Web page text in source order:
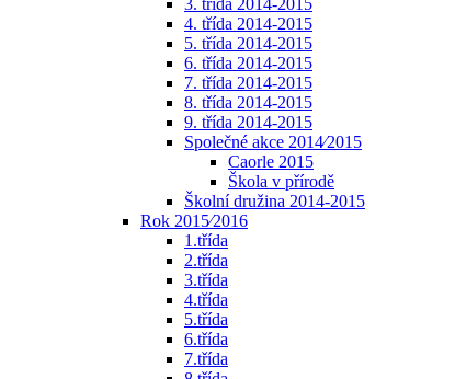
3. třída 2014-2015
4. třída 2014-2015
5. třída 2014-2015
6. třída 2014-2015
7. třída 2014-2015
8. třída 2014-2015
9. třída 2014-2015
Společné akce 2014⁄2015
Caorle 2015
Škola v přírodě
Školní družina 2014-2015
Rok 2015⁄2016
1.třída
2.třída
3.třída
4.třída
5.třída
6.třída
7.třída